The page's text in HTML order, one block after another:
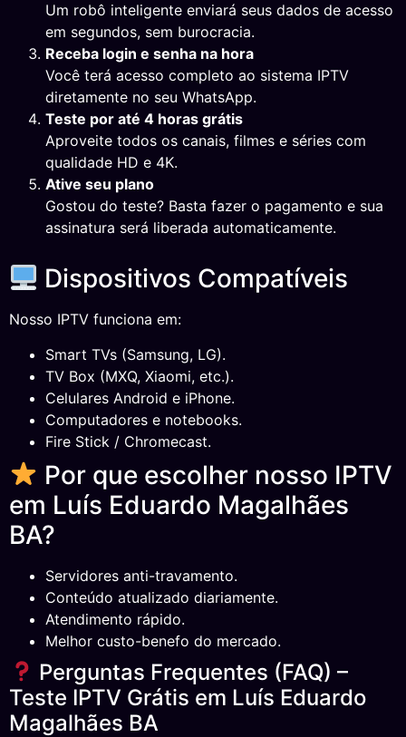
Um robô inteligente enviará seus dados de acesso
em segundos, sem burocracia.
Receba login e senha na hora
Você terá acesso completo ao sistema IPTV
diretamente no seu WhatsApp.
Teste por até 4 horas grátis
Aproveite todos os canais, filmes e séries com
qualidade HD e 4K.
Ative seu plano
Gostou do teste? Basta fazer o pagamento e sua
assinatura será liberada automaticamente.
Dispositivos Compatíveis
Nosso IPTV funciona em:
Smart TVs (Samsung, LG).
TV Box (MXQ, Xiaomi, etc.).
Celulares Android e iPhone.
Computadores e notebooks.
Fire Stick / Chromecast.
Por que escolher nosso IPTV
em Luís Eduardo Magalhães
BA?
Servidores anti-travamento.
Conteúdo atualizado diariamente.
Atendimento rápido.
Melhor custo-benefo do mercado.
Perguntas Frequentes (FAQ) –
Teste IPTV Grátis em Luís Eduardo
Magalhães BA